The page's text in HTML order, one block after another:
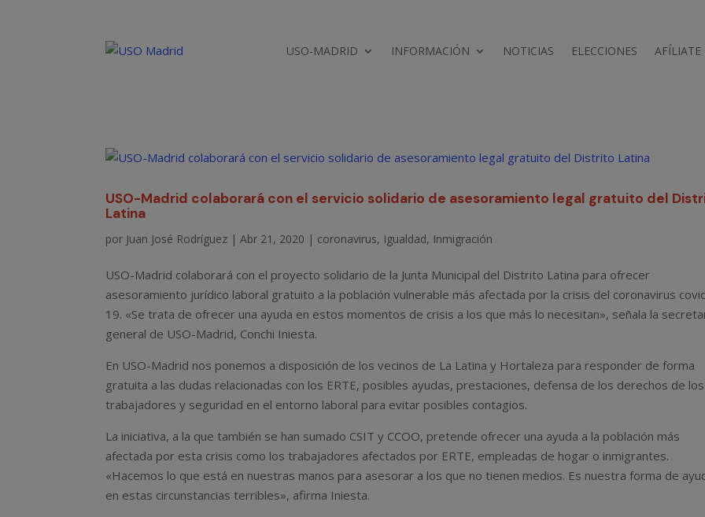
USO-MADRID INFORMACIÓN NOTICIAS ELECCIONES AFÍLIATE
USO-Madrid colaborará con el servicio solidario de asesoramiento legal gratuito del
Latina
por Juan José Rodríguez |Abr 21, 2020 | coronavirus, Igualdad, Inmigración
USO-Madrid colaborará con el proyecto solidario de la Junta Municipal del Distrito Latina para ofrecer
asesoramiento jurídico laboral gratuito a la población vulnerable más afectada por la crisis del coronavirus
19. «Se trata de ofrecer una ayuda en estos momentos de crisis a los que más lo necesitan», señala la
general de USO-Madrid, Conchi Iniesta.
En USO-Madrid nos ponemos a disposición de los vecinos de La Latina y Hortaleza para responder de forma
gratuita a las dudas relacionadas con los ERTE, posibles ayudas, prestaciones, defensa de los derechos de los
trabajadores y seguridad en el entorno laboral para evitar posibles contagios.
La iniciativa, a la que también se han sumado CSIT y CCOO, pretende ofrecer una ayuda a la población más
afectada por esta crisis como los trabajadores afectados por ERTE, empleadas de hogar o inmigrantes.
«Hacemos lo que está en nuestras manos para asesorar a los que no tienen medios. Es nuestra forma de
en estas circunstancias terribles», afirma Iniesta.